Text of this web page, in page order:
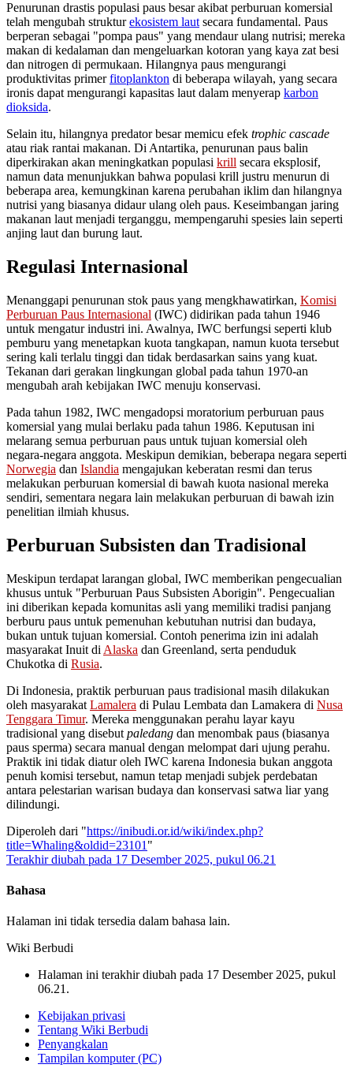
Penurunan drastis populasi paus besar akibat perburuan komersial
telah mengubah strukturekosistem laut secara fundamental. Paus
berperan sebagai "pompa paus" yang mendaur ulang nutrisi; mereka
makan di kedalaman dan mengeluarkan kotoran yang kaya zat besi
dan nitrogen di permukaan. Hilangnya paus mengurangi
produktivitas primerfitoplankton di beberapa wilayah, yang secara
ironis dapat mengurangi kapasitas laut dalam menyerap karbon
dioksida.
Selain itu, hilangnya predator besar memicu efek trophic cascade
atau riak rantai makanan. Di Antartika, penurunan paus balin
diperkirakan akan meningkatkan populasi krill secara eksplosif,
namun data menunjukkan bahwa populasi krill justru menurun di
beberapa area, kemungkinan karena perubahan iklim dan hilangnya
nutrisi yang biasanya didaur ulang oleh paus. Keseimbangan jaring
makanan laut menjadi terganggu, mempengaruhi spesies lain seperti
anjing laut dan burung laut.
Regulasi Internasional
Menanggapi penurunan stok paus yang mengkhawatirkan, Komisi
Perburuan Paus Internasional (IWC) didirikan pada tahun 1946
untuk mengatur industri ini. Awalnya, IWC berfungsi seperti klub
pemburu yang menetapkan kuota tangkapan, namun kuota tersebut
sering kali terlalu tinggi dan tidak berdasarkan sains yang kuat.
Tekanan dari gerakan lingkungan global pada tahun 1970-an
mengubah arah kebijakan IWC menuju konservasi.
Pada tahun 1982, IWC mengadopsi moratorium perburuan paus
komersial yang mulai berlaku pada tahun 1986. Keputusan ini
melarang semua perburuan paus untuk tujuan komersial oleh
negara-negara anggota. Meskipun demikian, beberapa negara seperti
Norwegia dan Islandia mengajukan keberatan resmi dan terus
melakukan perburuan komersial di bawah kuota nasional mereka
sendiri, sementara negara lain melakukan perburuan di bawah izin
penelitian ilmiah khusus.
Perburuan Subsisten dan Tradisional
Meskipun terdapat larangan global, IWC memberikan pengecualian
khusus untuk "Perburuan Paus Subsisten Aborigin". Pengecualian
ini diberikan kepada komunitas asli yang memiliki tradisi panjang
berburu paus untuk pemenuhan kebutuhan nutrisi dan budaya,
bukan untuk tujuan komersial. Contoh penerima izin ini adalah
masyarakat Inuit di Alaska dan Greenland, serta penduduk
Chukotka di Rusia.
Di Indonesia, praktik perburuan paus tradisional masih dilakukan
oleh masyarakat Lamalera di Pulau Lembata dan Lamakera di Nusa
Tenggara Timur. Mereka menggunakan perahu layar kayu
tradisional yang disebut paledang dan menombak paus (biasanya
paus sperma) secara manual dengan melompat dari ujung perahu.
Praktik ini tidak diatur oleh IWC karena Indonesia bukan anggota
penuh komisi tersebut, namun tetap menjadi subjek perdebatan
antara pelestarian warisan budaya dan konservasi satwa liar yang
dilindungi.
Diperoleh dari "https://inibudi.or.id/wiki/index.php?
title=Whaling&oldid=23101 "
Terakhir diubah pada 17 Desember 2025, pukul 06.21
Bahasa
Halaman ini tidak tersedia dalam bahasa lain.
Wiki Berbudi
Halaman ini terakhir diubah pada 17 Desember 2025, pukul
06.21.
Kebijakan privasi
Tentang Wiki Berbudi
Penyangkalan
Tampilan komputer (PC)